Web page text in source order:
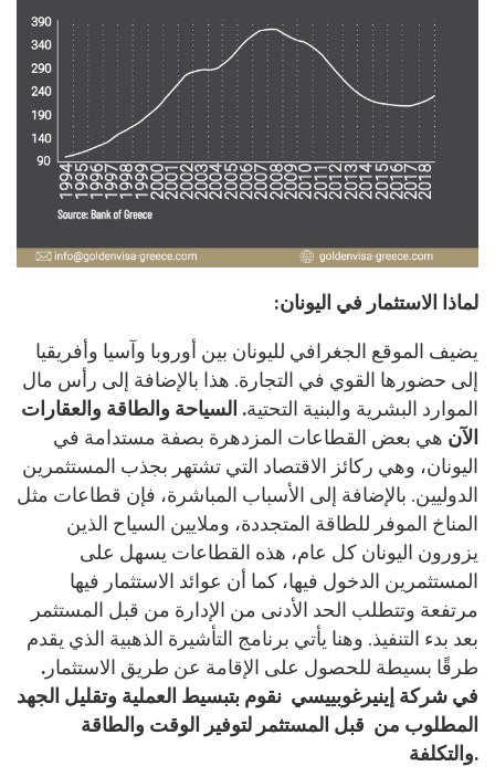
:لماذا الاستثمار في اليونان
يضيف الموقع الجغرافي لليونان بين أوروبا وآسيا وأفريقيا
إلى حضورها القوي في التجارة. هذا بالإضافة إلى رأس مال
الموارد البشرية والبنية التحتية. السياحة والطاقة والعقارات
الآن هي بعض القطاعات المزدهرة بصفة مستدامة في
اليونان، وهي ركائز الاقتصاد التي تشتهر بجذب المستثمرين
الدوليين. بالإضافة إلى الأسباب المباشرة، فإن قطاعات مثل
المناخ الموفر للطاقة المتجددة، وملايين السياح الذين
يزورون اليونان كل عام، هذه القطاعات يسهل على
المستثمرين الدخول فيها، كما أن عوائد الاستثمار فيها
مرتفعة وتتطلب الحد الأدنى من الإدارة من قبل المستثمر
بعد بدء التنفيذ. وهنا يأتي برنامج التأشيرة الذهبية الذي يقدم
طرقًا بسيطة للحصول على الإقامة عن طريق الاستثمار .
في شركة إينيرغوبييسي نقوم بتبسيط العملية وتقليل الجهد
المطلوب من قبل المستثمر لتوفير الوقت والطاقة
والتكلفة.